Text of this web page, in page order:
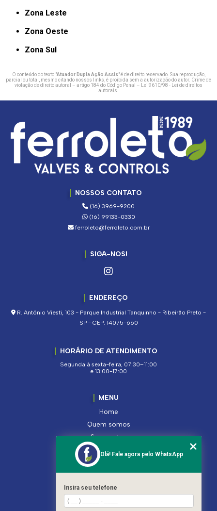
Zona Leste
Zona Oeste
Zona Sul
O conteúdo do texto "Atuador Dupla Ação Assis" é de direito reservado. Sua reprodução,
parcial ou total, mesmo citando nossos links, é proibida sem a autorização do autor. Crime de
violação de direito autoral – artigo 184 do Código Penal –
Lei 9610/98 - Lei de direitos
autorais
NOSSOS CONTATO
(16) 3969-9200
(16) 99133-0330
ferroleto@ferroleto.com.br
SIGA-NOS!
ENDEREÇO
R. Antônio Viesti, 103 - Parque Industrial Tanquinho - Ribeirão Preto -
SP - CEP: 14075-660
HORÁRIO DE ATENDIMENTO
Segunda à sexta-feira, 07:30–11:00
e 13:00-17:00
MENU
Home
Quem somos
Segmentos
Serviços
Produtos
Contato
Categorias
Mapa do site
Olá! Fale agora pelo WhatsApp
Insira seu telefone